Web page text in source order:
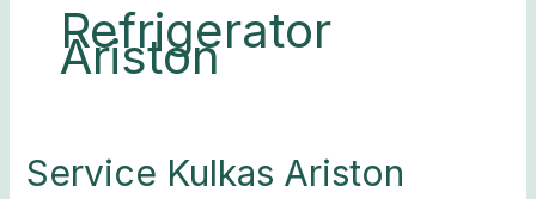
Refrigerator
Ariston
Service Kulkas Ariston
Service
Kulkas